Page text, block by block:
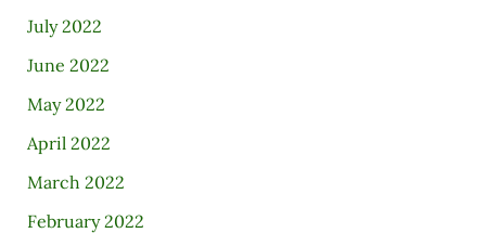
July 2022
June 2022
May 2022
April 2022
March 2022
February 2022